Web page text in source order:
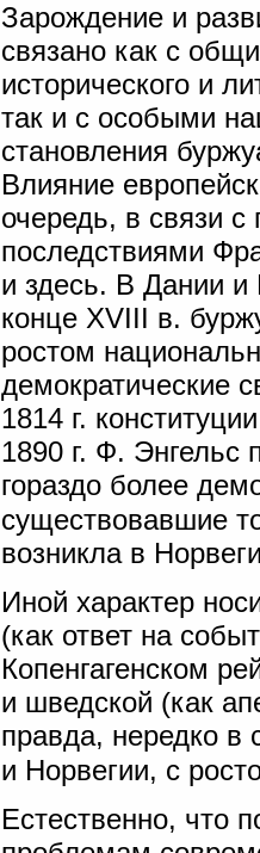
Зарождение и
связано как с
исторического и
так и с особыми
становления
Влияние
очередь, в связи с
последствиями
и здесь. В Дании
конце XVIII в.
ростом
демократические
1814 г.
1890 г. Ф. Энгельс
гораздо более
существовавшие
возникла в
Иной характер
(как ответ на
Копенгагенском
и шведской (как
правда, нередко в
и Норвегии, с
Естественно, что